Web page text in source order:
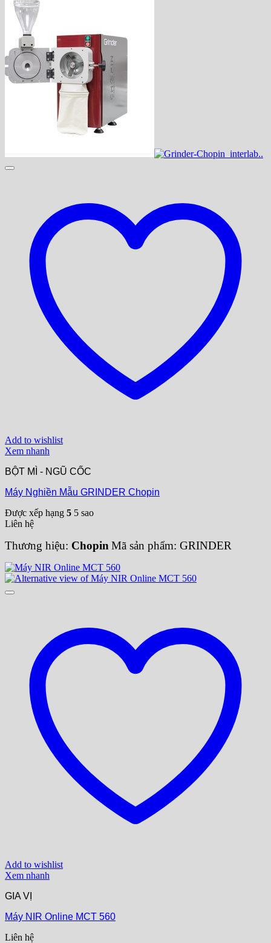
Add to wishlist
Xem nhanh
BỘT MÌ - NGŨ CỐC
Máy Nghiền Mẫu GRINDER Chopin
Được xếp hạng 5 5 sao
Liên hệ
Thương hiệu: Chopin Mã sản phẩm: GRINDER
Add to wishlist
Xem nhanh
GIA VỊ
Máy NIR Online MCT 560
Liên hệ